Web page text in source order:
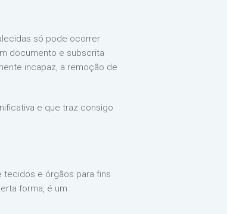
só pode ocorrer
documento e subscrita
incapaz, a remoção de
e que traz consigo
tecidos e órgãos para fins
forma, é um